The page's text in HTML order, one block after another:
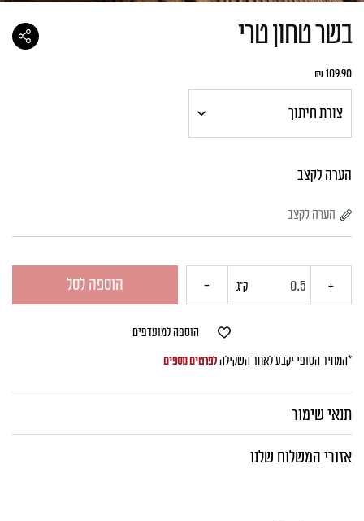
בשר טחון טרי
₪ 109.90
הערה לקצב
+ כמות
בשר
טחון
ק"ג - הוספה לסל
הוספה למועדפים
*המחיר הסופי יקבע לאחר השקילהלפרטים נוספים
תנאי שימור
אזורי המשלוח שלנו